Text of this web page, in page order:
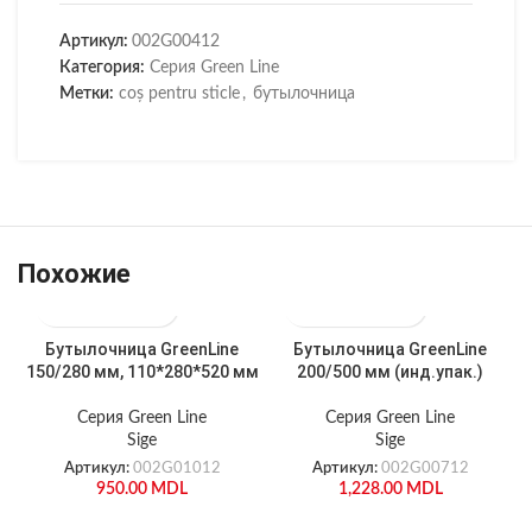
Артикул: 002G00412
Категория: Серия Green Line
Метки: coș pentru sticle , бутылочница
Похожие
Бутылочница GreenLine
150/280 мм, 110*280*520 мм
Серия Green Line
Sige
Артикул: 002G01012
950.00 MDL
Бутылочница GreenLine
200/500 мм (инд.упак.)
Серия Green Line
Sige
Артикул: 002G00712
1,228.00 MDL